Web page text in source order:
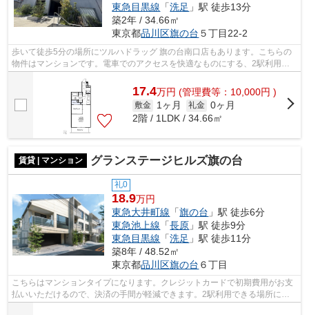
東急目黒線 「洗足 」駅 徒歩13分
築2年 / 34.66㎡
東京都品川区旗の台 ５丁目22-2
歩いて徒歩5分の場所にツルハドラッグ 旗の台南口店もあります。こちらの
物件はマンションです。電車でのアクセスを快適なものにする、2駅利用可
能な物件です。共用部には敷地内ごみ置...
17.4万円 (管理費等：10,000円 )
敷金 1ヶ月 礼金 0ヶ月
2階 / 1LDK / 34.66㎡
賃貸 | マンション グランステージヒルズ旗の台
礼0
18.9万円
東急大井町線 「旗の台 」駅 徒歩6分
東急池上線 「長原 」駅 徒歩9分
東急目黒線 「洗足 」駅 徒歩11分
築8年 / 48.52㎡
東京都品川区旗の台 ６丁目
こちらはマンションタイプになります。クレジットカードで初期費用がお支
払いいただけるので、決済の手間が軽減できます。2駅利用できる場所にあ